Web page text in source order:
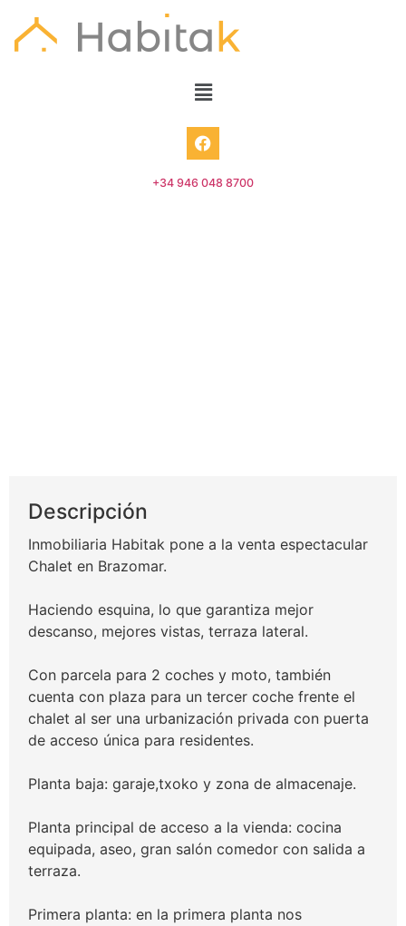
+34 946 048 8700
Descripción
Inmobiliaria Habitak pone a la venta espectacular
Chalet en Brazomar.
Haciendo esquina, lo que garantiza mejor
descanso, mejores vistas, terraza lateral.
Con parcela para 2 coches y moto, también
cuenta con plaza para un tercer coche frente el
chalet al ser una urbanización privada con puerta
de acceso única para residentes.
Planta baja: garaje,txoko y zona de almacenaje.
Planta principal de acceso a la vienda: cocina
equipada, aseo, gran salón comedor con salida a
terraza.
Primera planta: en la primera planta nos